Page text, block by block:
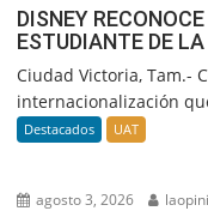
DISNEY
ESTUDIANTE DE
Ciudad Victoria, Tam.-
internacionalización
Destacados UAT
agosto 3, 2026